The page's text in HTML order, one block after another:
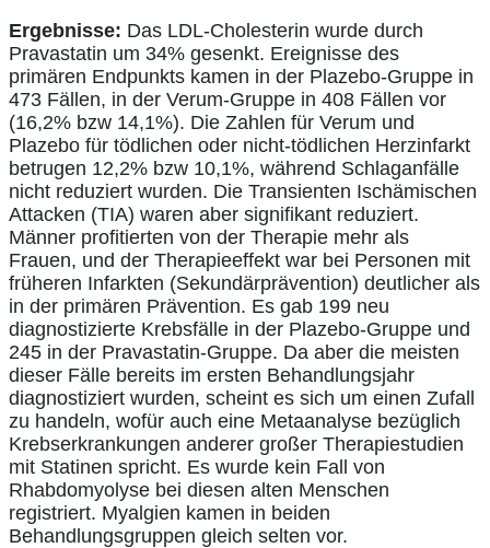
Ergebnisse: Das LDL-Cholesterin wurde durch
Pravastatin um 34% gesenkt. Ereignisse des
primären Endpunkts kamen in der Plazebo-Gruppe in
473 Fällen, in der Verum-Gruppe in 408 Fällen vor
(16,2% bzw 14,1%). Die Zahlen für Verum und
Plazebo für tödlichen oder nicht-tödlichen Herzinfarkt
betrugen 12,2% bzw 10,1%, während Schlaganfälle
nicht reduziert wurden. Die Transienten Ischämischen
Attacken (TIA) waren aber signifikant reduziert.
Männer profitierten von der Therapie mehr als
Frauen, und der Therapieeffekt war bei Personen mit
früheren Infarkten (Sekundärprävention) deutlicher als
in der primären Prävention. Es gab 199 neu
diagnostizierte Krebsfälle in der Plazebo-Gruppe und
245 in der Pravastatin-Gruppe. Da aber die meisten
dieser Fälle bereits im ersten Behandlungsjahr
diagnostiziert wurden, scheint es sich um einen Zufall
zu handeln, wofür auch eine Metaanalyse bezüglich
Krebserkrankungen anderer großer Therapiestudien
mit Statinen spricht. Es wurde kein Fall von
Rhabdomyolyse bei diesen alten Menschen
registriert. Myalgien kamen in beiden
Behandlungsgruppen gleich selten vor.